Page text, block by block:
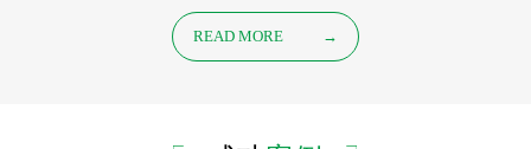
READ MORE →